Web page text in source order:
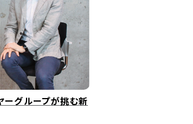
グループが挑む新